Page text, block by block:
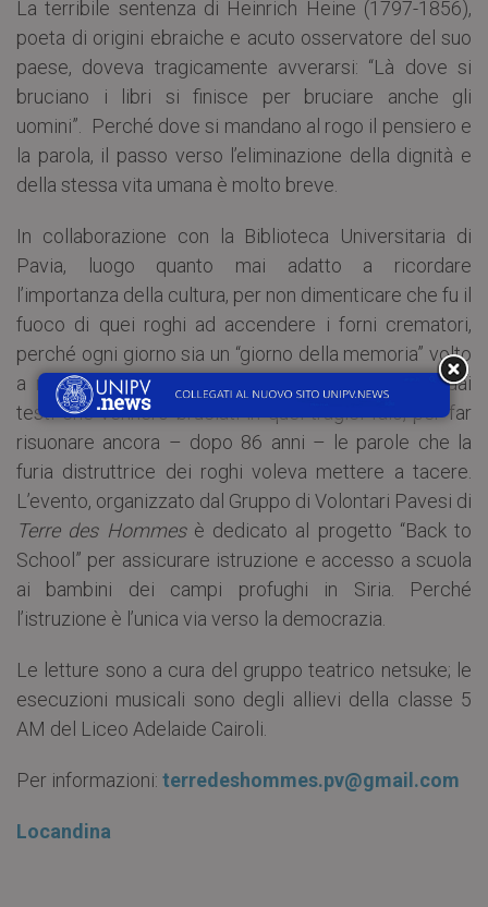
La terribile sentenza di Heinrich Heine (1797-1856),
poeta di origini ebraiche e acuto osservatore del suo
paese, doveva tragicamente avverarsi: “Là dove si
bruciano i libri si finisce per bruciare anche gli
uomini”. Perché dove si mandano al rogo il pensiero e
la parola, il passo verso l’eliminazione della dignità e
della stessa vita umana è molto breve.
In collaborazione con la Biblioteca Universitaria di
Pavia, luogo quanto mai adatto a ricordare
l’importanza della cultura, per non dimenticare che fu il
fuoco di quei roghi ad accendere i forni crematori,
perché ogni giorno sia un “giorno della memoria” volto
a rafforzare la democrazia, si leggeranno brani dai
testi che vennero bruciati in quei tragici falò, per far
risuonare ancora – dopo 86 anni – le parole che la
furia distruttrice dei roghi voleva mettere a tacere.
L’evento, organizzato dal Gruppo di Volontari Pavesi di
Terre des Hommesè dedicato al progetto “Back to
School” per assicurare istruzione e accesso a scuola
ai bambini dei campi profughi in Siria. Perché
l’istruzione è l’unica via verso la democrazia.
Le letture sono a cura del gruppo teatrico netsuke; le
esecuzioni musicali sono degli allievi della classe 5
AM del Liceo Adelaide Cairoli.
Per informazioni: terredeshommes.pv@gmail.com
Locandina